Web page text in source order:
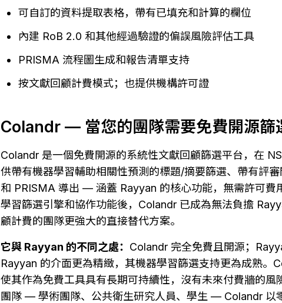
可自訂的資料提取表格，帶有已填充和計算的欄位
內建 RoB 2.0 和其他經過驗證的偏誤風險評估工具
PRISMA 流程圖生成和報告清單支持
按文獻回顧計費模式；也提供機構許可證
Colandr — 當您的團隊需要免費開源篩
Colandr 是一個免費開源的系統性文獻回顧篩選平台，在
供帶有機器學習輔助相關性預測的標題/摘要篩選、帶有評
和 PRISMA 導出 — 涵蓋 Rayyan 的核心功能，無需許可費
學習篩選引擎和協作功能後，Colandr 已成為無法負擔
顧計費的團隊更強大的直接替代方案。
它與 Rayyan 的不同之處： Colandr 完全免費且開源；
Rayyan 的介面更為精緻，其機器學習篩選支持更為成熟。
使其作為免費工具具有長期可持續性，沒有未來付費牆的風
團隊 — 學術團隊、公共衛生研究人員、學生 — Colandr 以